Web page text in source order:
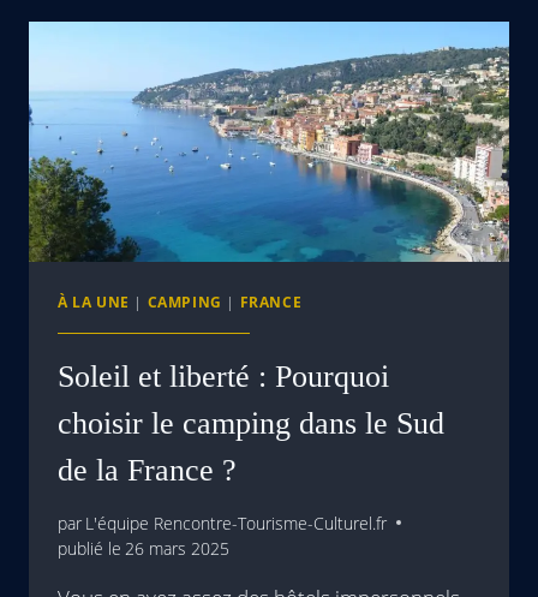
À LA UNE | CAMPING | FRANCE
Soleil et liberté : Pourquoi
choisir le camping dans le Sud
de la France ?
par L'équipe Rencontre-Tourisme-Culturel.fr
publié le 26 mars 2025